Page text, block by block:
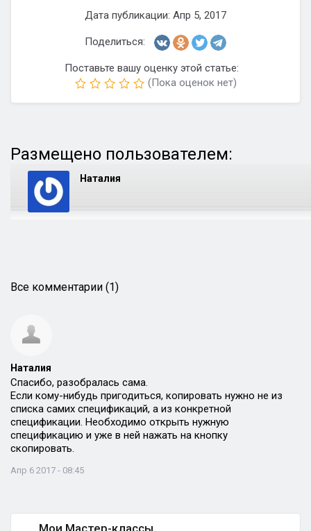
Дата публикации: Апр 5, 2017
Поделиться:
Поставьте вашу оценку этой статье:
(Пока оценок нет)
Размещено пользователем:
Наталия
Все комментарии (1)
Наталия
Спасибо, разобралась сама.
Если кому-нибудь пригодиться, копировать нужно не из
списка самих спецификаций, а из конкретной
спецификации. Необходимо открыть нужную
спецификацию и уже в ней нажать на кнопку
скопировать.
Апр 6 2017 - 08:45
Мои Мастер-классы